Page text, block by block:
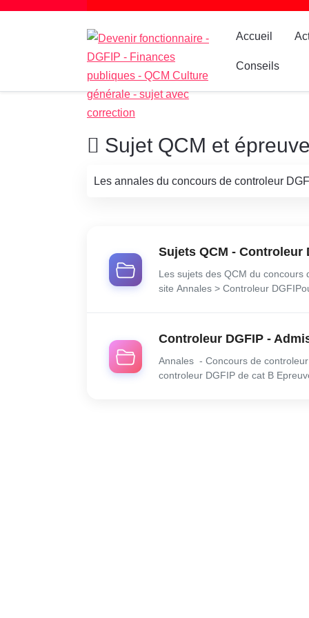
Accueil
Conseils
Sujet QCM et
Les annales du concours de controleur
Sujets QCM - Controleur
Les sujets des QCM du
site Annales > Controleur
Controleur DGFIP -
Annales - Concours de
controleur DGFIP de cat B